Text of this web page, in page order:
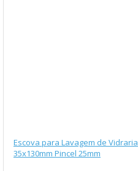
Escova para Lavagem de Vidraria
35x130mm Pincel 25mm